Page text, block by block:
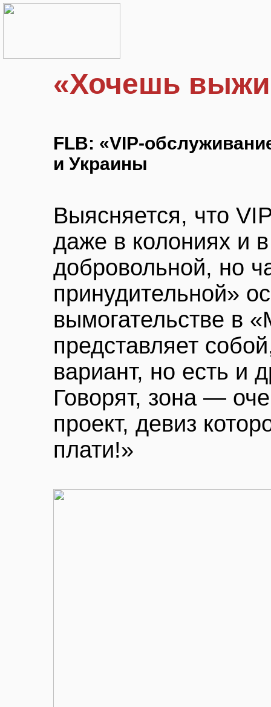
«Хочешь
FLB: «VIP-
и Украины
Выясняется, что
даже в колониях и
добровольной, но
принудительной»
вымогательстве в
представляет
вариант, но есть и
Говорят, зона —
проект, девиз
плати!»